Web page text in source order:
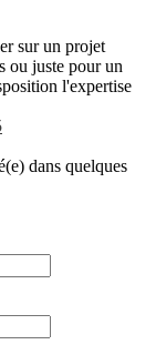
sur un projet
ou juste pour un
l'expertise
dans quelques